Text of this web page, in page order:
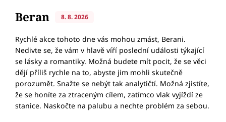
Beran 8. 8. 2026
Rychlé akce tohoto dne vás mohou zmást, Berani.
Nedivte se, že vám v hlavě víří poslední události týkající
se lásky a romantiky. Možná budete mít pocit, že se věci
dějí příliš rychle na to, abyste jim mohli skutečně
porozumět. Snažte se nebýt tak analytičtí. Možná zjistíte,
že se honíte za ztraceným cílem, zatímco vlak vyjíždí ze
stanice. Naskočte na palubu a nechte problém za sebou.